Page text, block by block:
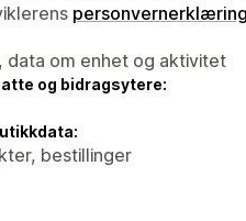
personvernerklæring
data om enhet og aktivitet
og bidragsytere:
bestillinger